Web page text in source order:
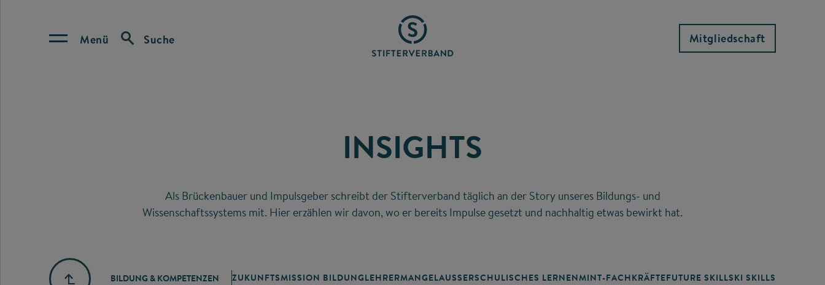
Menü Suche Mitgliedschaft
INSIGHTS
Als Brückenbauer und Impulsgeber schreibt der Stifterverband täglich an der Story unseres Bildungs- und
Wissenschaftssystems mit. Hier erzählen wir davon, wo er bereits Impulse gesetzt und nachhaltig etwas bewirkt hat.
BILDUNG & KOMPETENZEN ZUKUNFTSMISSION BILDUNGLEHRERMANGELAUSSERSCHULISCHES LERNEN MINT-FACHKRÄFTEFUTURE SKILLSKI SKILLS